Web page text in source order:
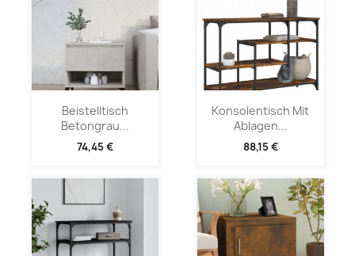
Beistelltisch
Betongrau...
74,45 €
Konsolentisch Mit
Ablagen...
88,15 €